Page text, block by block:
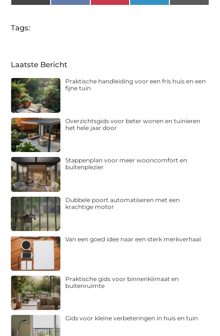
(Twitter)
Tags:
Laatste Bericht
Praktische handleiding voor een fris huis en een
fijne tuin
Overzichtsgids voor beter wonen en tuinieren
het hele jaar door
Stappenplan voor meer wooncomfort en
buitenplezier
Dubbele poort automatiseren met een
krachtige motor
Van een goed idee naar een sterk merkverhaal
Praktische gids voor binnenklimaat en
buitenruimte
Gids voor kleine verbeteringen in huis en tuin